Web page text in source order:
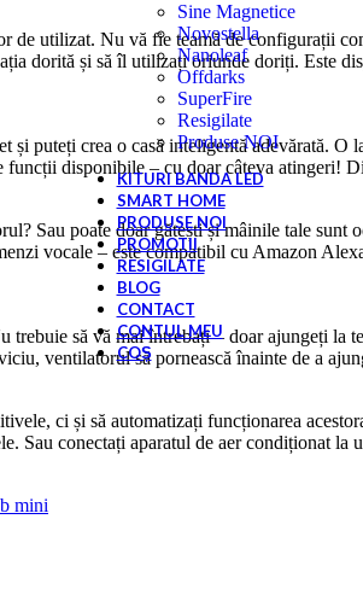
Sine Magnetice
Novostella
Nanoleaf
Offdarks
SuperFire
Resigilate
Produse NOI
KITURI BANDA LED
SMART HOME
PRODUSE NOI
PROMOTII
RESIGILATE
BLOG
CONTACT
CONTUL MEU
COȘ
de utilizat. Nu vă fie teamă de configurații
dorită și să îl utilizați oriunde doriți.
puteți crea o casă inteligentă adevărată.
funcții disponibile – cu doar câteva
Sau poate doar gătești și mâinile tale
vocale – este compatibil cu Amazon
trebuie să vă mai întrebați – doar ajungeți
ventilatorul să pornească înainte de a
ci și să automatizați funcționarea
Sau conectați aparatul de aer condiționat la